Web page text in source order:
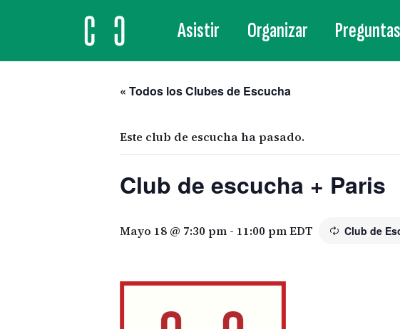
MAIN NAVIGATION
Asistir Organizar
« Todos los Clubes de Escucha
Este club de escucha ha pasado.
Club de escucha + Paris
Mayo 18 @ 7:30 pm - 11:00 pmEDT Club de